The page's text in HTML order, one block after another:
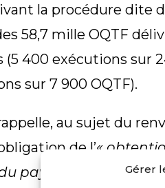
Gérer
la procédure dite
58,7 mille OQTF
400 exécutions sur
sur 7 900 OQTF).
au sujet du
de l’«
pays d’origine [qui]